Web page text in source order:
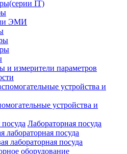
IT)
ЭМИ
и измерители параметров
устройства и
Лабораторная посуда
лабораторная посуда
лабораторная посуда